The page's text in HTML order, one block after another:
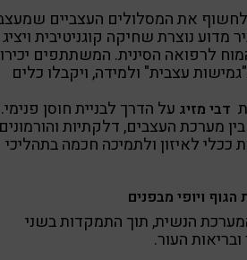
לחשוף את המסלולים העצביים
מדוע נוצרת שחיקה קוגניטיבית
לרפואה הסינית. המשתתפים יכירו
עצבית" ולמידה, ויקבלו כלים
דבי מזיג על הדרך לבניית חוסן פנימי.
מערכת העצבים, דלקתיות
לאיזון ולתמיכה חכמה בתהליכי
ויופי מבפנים
הנשית, תוך התמקדות בשני
העור.